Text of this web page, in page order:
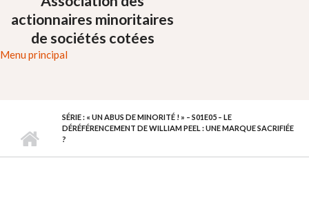
actionnaires minoritaires
de sociétés cotées
Menu principal
SÉRIE : « UN ABUS DE MINORITÉ ! » – S01E05 – LE
DÉRÉFÉRENCEMENT DE WILLIAM PEEL : UNE MARQUE SACRIFIÉE
?